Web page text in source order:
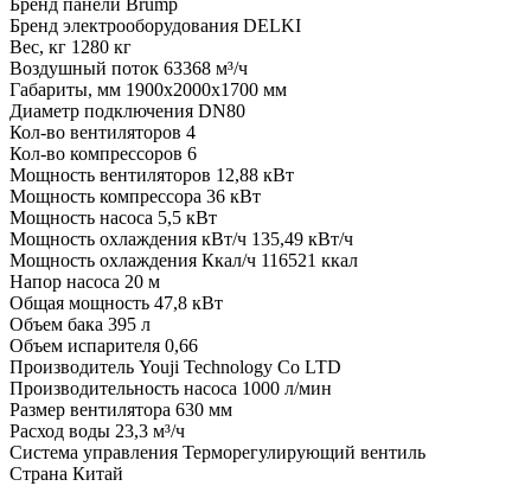
Бренд панели Brump
Бренд электрооборудования DELKI
Вес, кг 1280 кг
Воздушный поток 63368 м³/ч
Габариты, мм 1900x2000x1700 мм
Диаметр подключения DN80
Кол-во вентиляторов 4
Кол-во компрессоров 6
Мощность вентиляторов 12,88 кВт
Мощность компрессора 36 кВт
Мощность насоса 5,5 кВт
Мощность охлаждения кВт/ч 135,49 кВт/ч
Мощность охлаждения Ккал/ч 116521 ккал
Напор насоса 20 м
Общая мощность 47,8 кВт
Объем бака 395 л
Объем испарителя 0,66
Производитель Youji Technology Co LTD
Производительность насоса 1000 л/мин
Размер вентилятора 630 мм
Расход воды 23,3 м³/ч
Система управления Терморегулирующий вентиль
Страна Китай